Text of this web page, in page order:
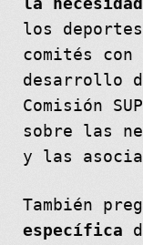
los
comités con
desarrollo
Comisión
sobre las
y las
También
específica